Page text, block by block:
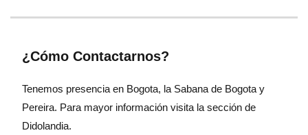
¿Cómo Contactarnos?
Tenemos presencia en Bogota, la Sabana de Bogota y
Pereira. Para mayor información visita la sección de
Didolandia.